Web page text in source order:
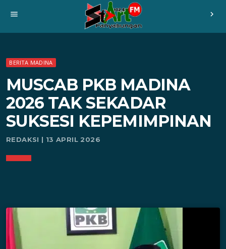
menu chevron_right
BERITA MADINA
MUSCAB PKB MADINA
2026 TAK SEKADAR
SUKSESI KEPEMIMPINAN
REDAKSI | 13 APRIL 2026